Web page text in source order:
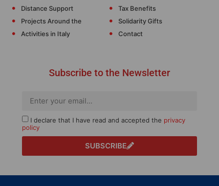
Distance Support
Projects Around the
Activities in Italy
Tax Benefits
Solidarity Gifts
Contact
Subscribe to the Newsletter
I declare that I have read and accepted the privacy
policy
SUBSCRIBE